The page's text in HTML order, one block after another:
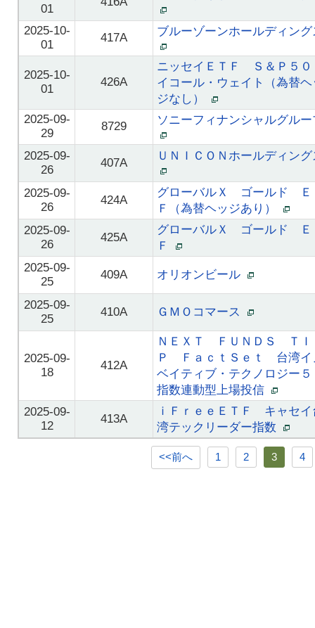
01
2025-10-
01
417A ブルーゾーンホールディング
2025-10-
01
426A
ニッセイＥＴＦ Ｓ＆Ｐ５０
イコール・ウェイト（為替ヘ
ジなし）
2025-09-
29
8729 ソニーフィナンシャルグルー
2025-09-
26
407A
ＵＮＩＣＯＮホールディング
2025-09-
26
424A
グローバルＸ ゴールド Ｅ
Ｆ（為替ヘッジあり）
2025-09-
26
425A
グローバルＸ ゴールド Ｅ
Ｆ
2025-09-
25
409A オリオンビール
2025-09-
25
410A ＧＭＯコマース
2025-09-
18
412A
ＮＥＸＴ ＦＵＮＤＳ ＴＩ
Ｐ ＦａｃｔＳｅｔ 台湾イ
ベイティブ・テクノロジー５
指数連動型上場投信
2025-09-
12
413A
ｉＦｒｅｅＥＴＦ キャセイ
湾テックリーダー指数
<<前へ 1 2 3 4